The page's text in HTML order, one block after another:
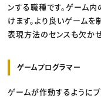
ンする職種です。ゲーム
けます。より良いゲーム
表現方法のセンスも欠か
ゲームプログラマー
ゲームが作動するように